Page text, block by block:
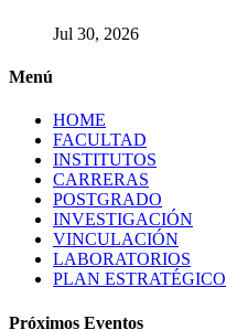
Jul 30, 2026
Menú
HOME
FACULTAD
INSTITUTOS
CARRERAS
POSTGRADO
INVESTIGACIÓN
VINCULACIÓN
LABORATORIOS
PLAN ESTRATÉGICO
Próximos Eventos